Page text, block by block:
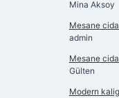
Mina Aksoy
Mesane
admin
Mesane
Gülten
Modern